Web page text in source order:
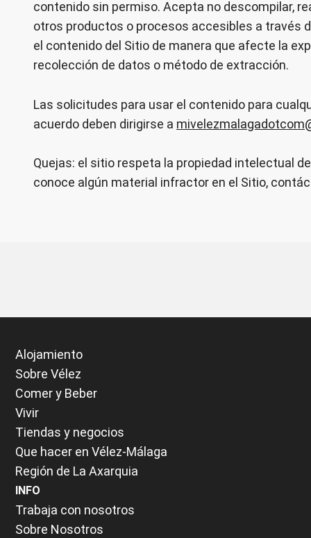
contenido sin permiso. Acepta no descompilar,
otros productos o procesos accesibles a través
el contenido del Sitio de manera que afecte la
recolección de datos o método de extracción.
Las solicitudes para usar el contenido para
acuerdo deben dirigirse a
Quejas: el sitio respeta la propiedad intelectual
conoce algún material infractor en el Sitio,
Alojamiento
Sobre Vélez
Comer y Beber
Vivir
Tiendas y negocios
Que hacer en Vélez-Málaga
Región de La Axarquia
INFO
Trabaja con nosotros
Sobre Nosotros